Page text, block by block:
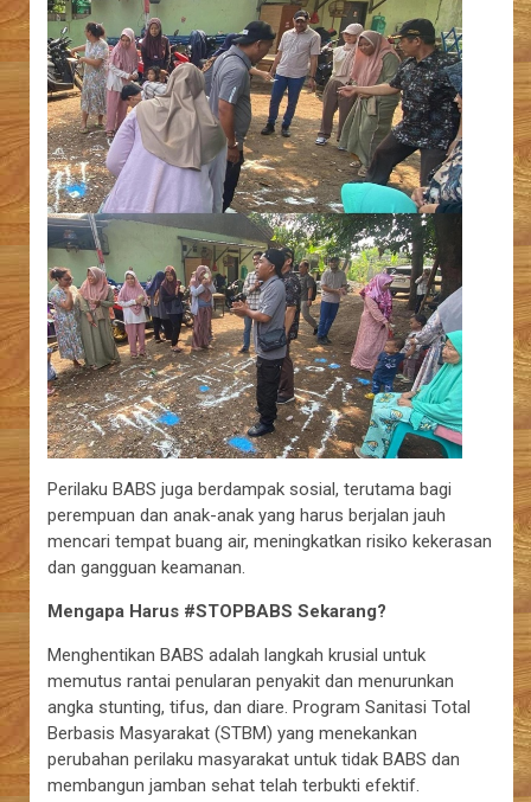
Perilaku BABS juga berdampak sosial, terutama bagi
perempuan dan anak-anak yang harus berjalan jauh
mencari tempat buang air, meningkatkan risiko kekerasan
dan gangguan keamanan.
Mengapa Harus #STOPBABS Sekarang?
Menghentikan BABS adalah langkah krusial untuk
memutus rantai penularan penyakit dan menurunkan
angka stunting, tifus, dan diare. Program Sanitasi Total
Berbasis Masyarakat (STBM) yang menekankan
perubahan perilaku masyarakat untuk tidak BABS dan
membangun jamban sehat telah terbukti efektif.